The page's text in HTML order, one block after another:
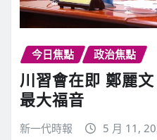
今日焦點 政治焦點
川習會在即 鄭麗
最大福音
新一代時報 5 月 11,